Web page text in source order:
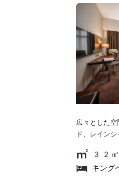
広々とした
ド、レイン
32㎡
キング